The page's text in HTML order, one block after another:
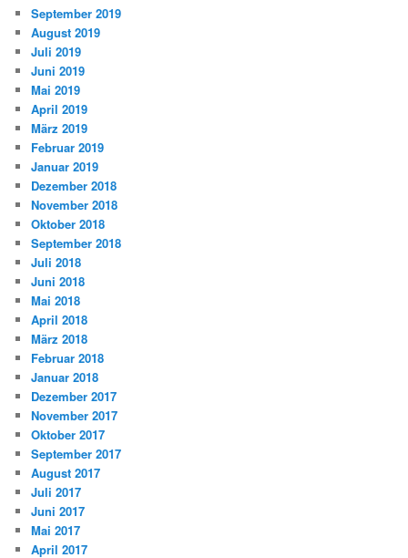
September 2019
August 2019
Juli 2019
Juni 2019
Mai 2019
April 2019
März 2019
Februar 2019
Januar 2019
Dezember 2018
November 2018
Oktober 2018
September 2018
Juli 2018
Juni 2018
Mai 2018
April 2018
März 2018
Februar 2018
Januar 2018
Dezember 2017
November 2017
Oktober 2017
September 2017
August 2017
Juli 2017
Juni 2017
Mai 2017
April 2017